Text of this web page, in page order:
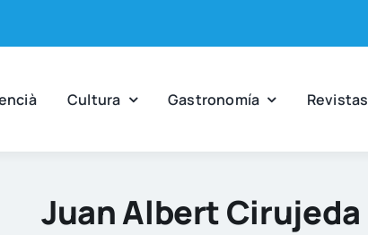
Cul­tu­ra Gas­tro­no­mía Revis­tas
Juan Albert Cirujeda